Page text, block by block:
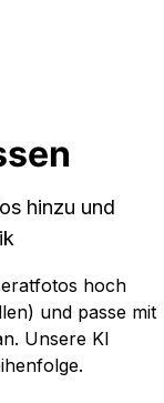
hinzu und
hoch
und passe mit
Unsere KI